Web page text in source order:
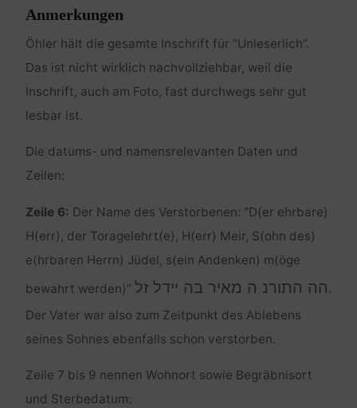
Anmerkungen
Öhler hält die gesamte Inschrift für “Unleserlich”.
Das ist nicht wirklich nachvollziehbar, weil die
Inschrift, auch am Foto, fast durchwegs sehr gut
lesbar ist.
Die datums- und namensrelevanten Daten und
Zeilen:
Zeile 6: Der Name des Verstorbenen: “D(er ehrbare)
H(err), der Toragelehrt(e), H(err) Meir, S(ohn des)
e(hrbaren Herrn) Jüdel, s(ein Andenken) m(öge
bewahrt werden)” הה התורנ ה מאיר בה יידל זל.
Der Vater war also zum Zeitpunkt des Ablebens
seines Sohnes ebenfalls schon verstorben.
Zeile 7 bis 9 nennen Wohnort sowie Begräbnisort
und Sterbedatum: